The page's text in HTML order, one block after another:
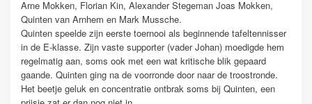
Arne Mokken, Florian Kin, Alexander Stegeman Joas Mokken,
Quinten van Arnhem en Mark Mussche.
Quinten speelde zijn eerste toernooi als beginnende tafeltennisser
in de E-klasse. Zijn vaste supporter (vader Johan) moedigde hem
regelmatig aan, soms ook met een wat kritische blik gepaard
gaande. Quinten ging na de voorronde door naar de troostronde.
Het beetje geluk en concentratie ontbrak soms bij Quinten, een